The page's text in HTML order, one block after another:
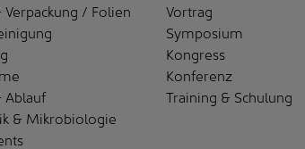
Verpackung / Folien
Ablauf
& Mikrobiologie
Vortrag
Symposium
Kongress
Konferenz
Training & Schulung